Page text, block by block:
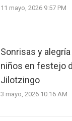
11 mayo, 2026 9:57 PM
Sonrisas y
niños en festejo
Jilotzingo
3 mayo, 2026 10:16 AM